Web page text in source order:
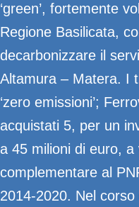
‘green’, fortemente
Regione Basilicata,
decarbonizzare il
Altamura – Matera. I
‘zero emissioni’;
acquistati 5, per un
a 45 milioni di euro,
complementare al
2014-2020. Nel corso